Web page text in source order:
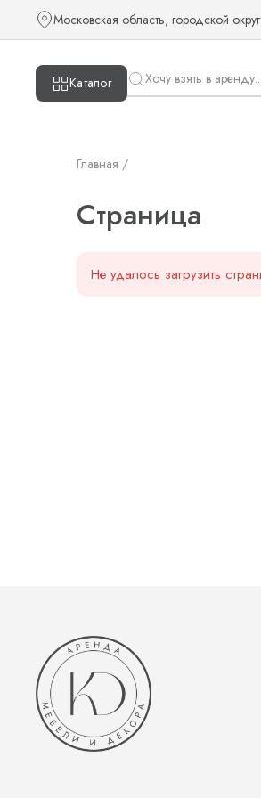
Московская область, городской
Каталог
Главная /
Страница
Не удалось загрузить
Страница — KUDOS